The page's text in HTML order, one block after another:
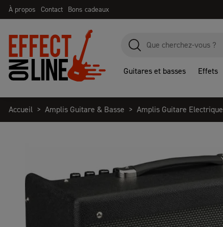
À propos Contact Bons cadeaux
Guitares et basses Effets
Accueil Amplis Guitare & Basse Amplis Guitare Electrique